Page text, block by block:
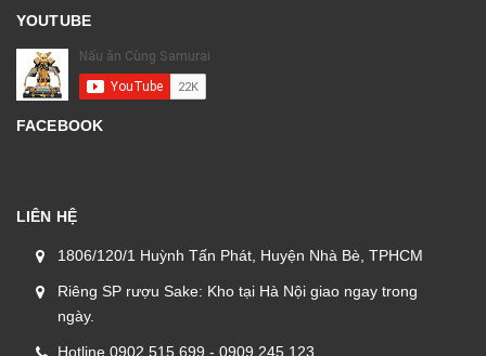
YOUTUBE
FACEBOOK
LIÊN HỆ
1806/120/1 Huỳnh Tấn Phát, Huyện Nhà Bè, TPHCM
Riêng SP rượu Sake: Kho tại Hà Nội giao ngay trong
ngày.
Hotline 0902.515.699 - 0909.245.123